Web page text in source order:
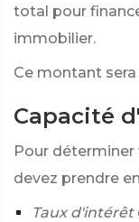
total pour
immobilier.
Ce montant
Capacité
Pour
devez prendre
Taux d'intérêt